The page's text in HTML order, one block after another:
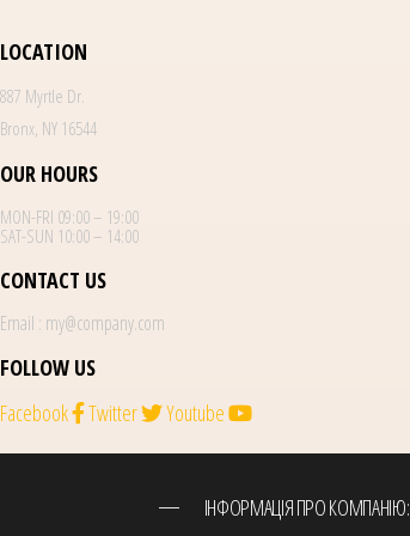
LOCATION
887 Myrtle Dr.
Bronx, NY 16544
OUR HOURS
MON-FRI 09:00 – 19:00
SAT-SUN 10:00 – 14:00
CONTACT US
Email : my@company.com
FOLLOW US
Facebook
Twitter Youtube
ІНФОРМАЦІЯ ПРО КОМПАНІЮ: